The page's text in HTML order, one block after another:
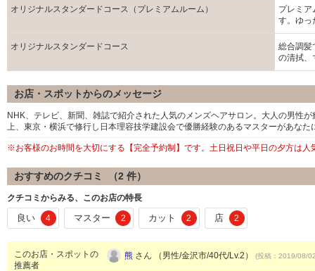
オリジナルスタンダードコース（プレミアムルーム）
プレミア
す。ゆっ
オリジナルスタンダードコース
総合調髪
の清拭、
お店・スポットからのメッセージ
NHK、テレビ、新聞、雑誌で紹介された人気のメンズヘアサロン。大人の男性
上、東京・横浜で修行し日本理容技学建設会で優勝経験のあるマスターがあな
※お客様のお時間を大切にする【完全予約制】です。土日祝日や平日の夕方は
おすすめのクチコミ （2 件）
クチコミからみる、このお店の特長
良い 4 マスター 2 カット 2 店 2
このお店・スポットの
推薦者
熊 さん （男性/金沢市/40代/Lv.2） (投稿：2019/08/